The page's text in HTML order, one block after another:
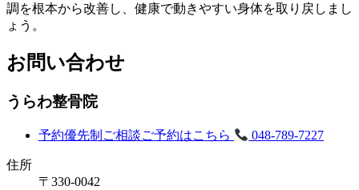
調を根本から改善し、健康で動きやすい身体を取り戻しまし
ょう。
お問い合わせ
うらわ整骨院
予約優先制 ご相談ご予約はこちら 048-789-7227
住所
〒330-0042